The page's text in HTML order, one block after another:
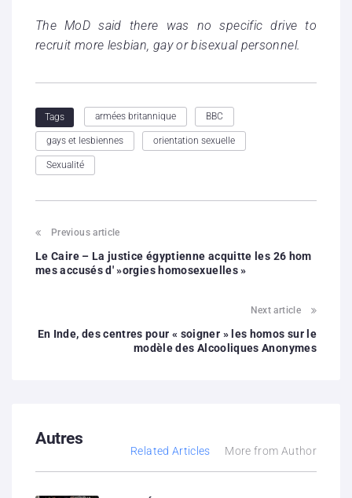
The MoD said there was no specific drive to
recruit more lesbian, gay or bisexual personnel.
Tags armées britannique BBC
gays et lesbiennes orientation sexuelle
Sexualité
Previous article
Le Caire – La justice égyptienne acquitte les 26 hom
mes accusés d' »orgies homosexuelles »
Next article
En Inde, des centres pour « soigner » les homos sur le
modèle des Alcooliques Anonymes
Autres
Related Articles More from Author